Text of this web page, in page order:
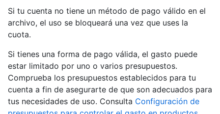
Si tu cuenta no tiene un método de pago válido en el
archivo, el uso se bloqueará una vez que uses la
cuota.
Si tienes una forma de pago válida, el gasto puede
estar limitado por uno o varios presupuestos.
Comprueba los presupuestos establecidos para tu
cuenta a fin de asegurarte de que son adecuados para
tus necesidades de uso. Consulta Configuración de